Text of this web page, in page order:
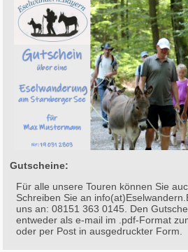
Gutscheine:
Für alle unsere Touren können Sie
Schreiben Sie an
uns an: 08151 363 0145. Den
entweder als e-mail im .pdf-Format
oder per Post in ausgedruckter Form.